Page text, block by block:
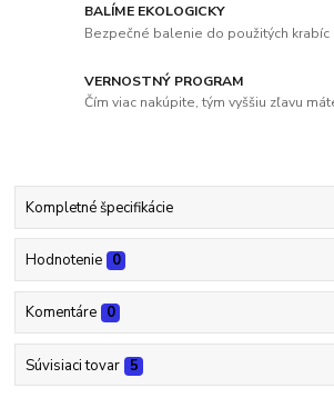
BALÍME EKOLOGICKY
Bezpečné balenie do použitých krabíc
VERNOSTNÝ PROGRAM
Čím viac nakúpite, tým vyššiu zľavu
Kompletné špecifikácie
Hodnotenie 0
Komentáre 0
Súvisiaci tovar 5